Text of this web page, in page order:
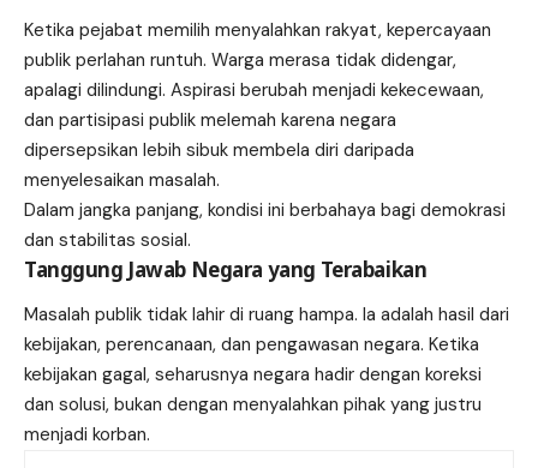
Ketika pejabat memilih menyalahkan rakyat, kepercayaan
publik perlahan runtuh. Warga merasa tidak didengar,
apalagi dilindungi. Aspirasi berubah menjadi kekecewaan,
dan partisipasi publik melemah karena negara
dipersepsikan lebih sibuk membela diri daripada
menyelesaikan masalah.
Dalam jangka panjang, kondisi ini berbahaya bagi demokrasi
dan stabilitas sosial.
Tanggung Jawab Negara yang Terabaikan
Masalah publik tidak lahir di ruang hampa. Ia adalah hasil dari
kebijakan, perencanaan, dan pengawasan negara. Ketika
kebijakan gagal, seharusnya negara hadir dengan koreksi
dan solusi, bukan dengan menyalahkan pihak yang justru
menjadi korban.